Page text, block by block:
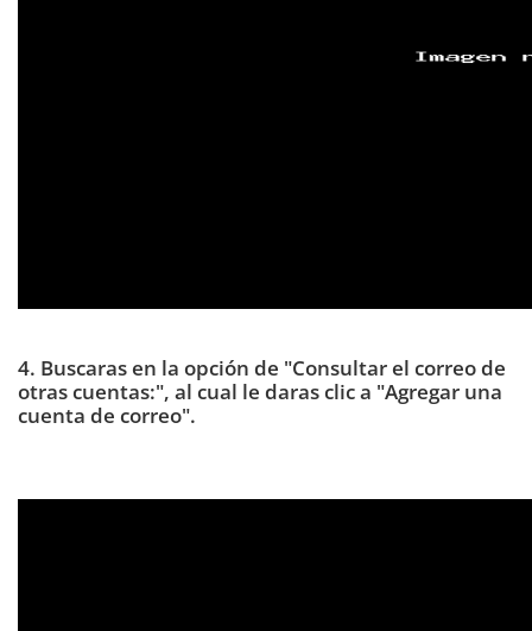
4. Buscaras en la opción de "Consultar el correo de
otras cuentas:", al cual le daras clic a "Agregar una
cuenta de correo".